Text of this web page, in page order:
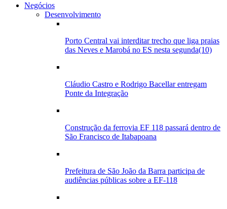
Negócios
Desenvolvimento
Porto Central vai interditar trecho que liga praias
das Neves e Marobá no ES nesta segunda(10)
Cláudio Castro e Rodrigo Bacellar entregam
Ponte da Integração
Construção da ferrovia EF 118 passará dentro de
São Francisco de Itabapoana
Prefeitura de São João da Barra participa de
audiências públicas sobre a EF-118